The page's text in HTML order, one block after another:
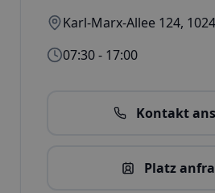
Karl-Marx-Allee 124,
07:30 - 17:00
Kontakt
Platz